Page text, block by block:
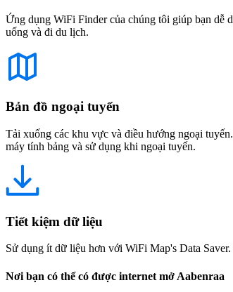
Ứng dụng WiFi Finder của chúng tôi giúp bạn dễ
uống và đi du lịch.
Bản đồ ngoại tuyến
Tải xuống các khu vực và điều hướng ngoại
máy tính bảng và sử dụng khi ngoại tuyến.
Tiết kiệm dữ liệu
Sử dụng ít dữ liệu hơn với WiFi Map's Data
Nơi bạn có thể có được internet mở Aabenraa